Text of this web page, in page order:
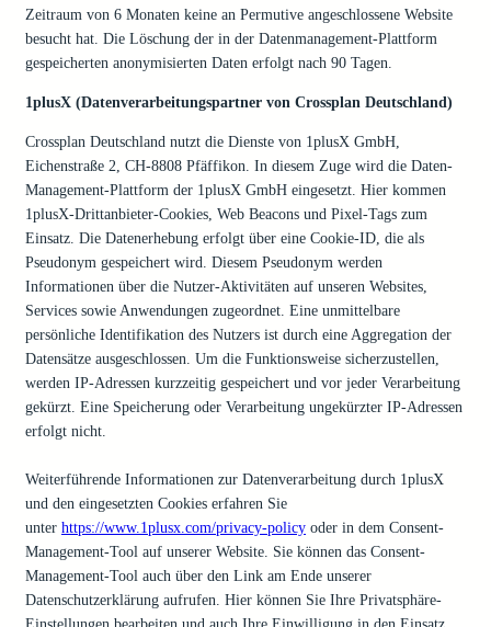
Zeitraum von 6 Monaten keine an Permutive angeschlossene Website
besucht hat. Die Löschung der in der Datenmanagement-Plattform
gespeicherten anonymisierten Daten erfolgt nach 90 Tagen.
1plusX (Datenverarbeitungspartner von Crossplan Deutschland)
Crossplan Deutschland nutzt die Dienste von 1plusX GmbH,
Eichenstraße 2, CH-8808 Pfäffikon. In diesem Zuge wird die Daten-
Management-Plattform der 1plusX GmbH eingesetzt. Hier kommen
1plusX-Drittanbieter-Cookies, Web Beacons und Pixel-Tags zum
Einsatz. Die Datenerhebung erfolgt über eine Cookie-ID, die als
Pseudonym gespeichert wird. Diesem Pseudonym werden
Informationen über die Nutzer-Aktivitäten auf unseren Websites,
Services sowie Anwendungen zugeordnet. Eine unmittelbare
persönliche Identifikation des Nutzers ist durch eine Aggregation der
Datensätze ausgeschlossen. Um die Funktionsweise sicherzustellen,
werden IP-Adressen kurzzeitig gespeichert und vor jeder Verarbeitung
gekürzt. Eine Speicherung oder Verarbeitung ungekürzter IP-Adressen
erfolgt nicht.
Weiterführende Informationen zur Datenverarbeitung durch 1plusX
und den eingesetzten Cookies erfahren Sie
unter https://www.1plusx.com/privacy-policy oder in dem Consent-
Management-Tool auf unserer Website. Sie können das Consent-
Management-Tool auch über den Link am Ende unserer
Datenschutzerklärung aufrufen. Hier können Sie Ihre Privatsphäre-